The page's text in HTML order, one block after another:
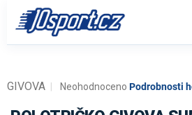
obsah
Průměrné
produktu
Neohodnoceno Podrobnosti
GIVOVA